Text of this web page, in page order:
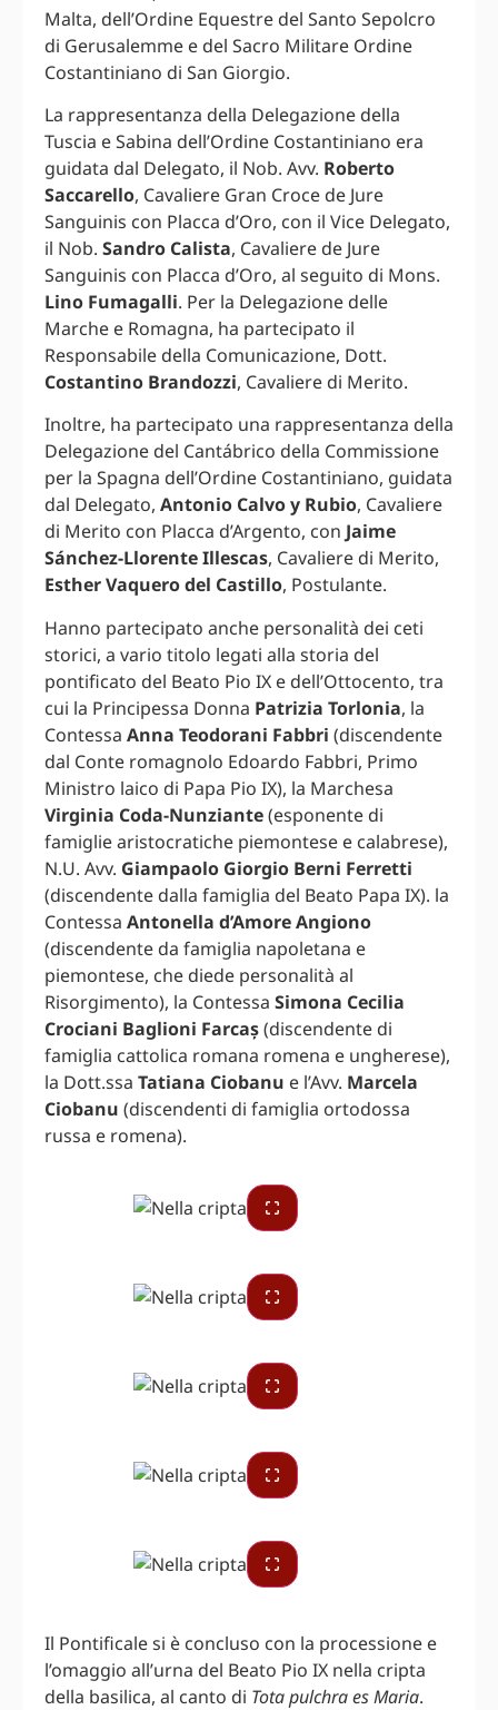
Malta, dell’Ordine Equestre del Santo Sepolcro
di Gerusalemme e del Sacro Militare Ordine
Costantiniano di San Giorgio.
La rappresentanza della Delegazione della
Tuscia e Sabina dell’Ordine Costantiniano era
guidata dal Delegato, il Nob. Avv. Roberto
Saccarello, Cavaliere Gran Croce de Jure
Sanguinis con Placca d’Oro, con il Vice Delegato,
il Nob. Sandro Calista, Cavaliere de Jure
Sanguinis con Placca d’Oro, al seguito di Mons.
Lino Fumagalli. Per la Delegazione delle
Marche e Romagna, ha partecipato il
Responsabile della Comunicazione, Dott.
Costantino Brandozzi, Cavaliere di Merito.
Inoltre, ha partecipato una rappresentanza della
Delegazione del Cantábrico della Commissione
per la Spagna dell’Ordine Costantiniano, guidata
dal Delegato, Antonio Calvo y Rubio, Cavaliere
di Merito con Placca d’Argento, con Jaime
Sánchez-Llorente Illescas, Cavaliere di Merito,
Esther Vaquero del Castillo, Postulante.
Hanno partecipato anche personalità dei ceti
storici, a vario titolo legati alla storia del
pontificato del Beato Pio IX e dell’Ottocento, tra
cui la Principessa Donna Patrizia Torlonia, la
Contessa Anna Teodorani Fabbri (discendente
dal Conte romagnolo Edoardo Fabbri, Primo
Ministro laico di Papa Pio IX), la Marchesa
Virginia Coda-Nunziante(esponente di
famiglie aristocratiche piemontese e calabrese),
N.U. Avv. Giampaolo Giorgio Berni Ferretti
(discendente dalla famiglia del Beato Papa IX). la
Contessa Antonella d’Amore Angiono
(discendente da famiglia napoletana e
piemontese, che diede personalità al
Risorgimento), la Contessa Simona Cecilia
Crociani Baglioni Farcaș(discendente di
famiglia cattolica romana romena e ungherese),
la Dott.ssa Tatiana Ciobanu e l’Avv. Marcela
Ciobanu (discendenti di famiglia ortodossa
russa e romena).
Il Pontificale si è concluso con la processione e
l’omaggio all’urna del Beato Pio IX nella cripta
della basilica, al canto di Tota pulchra es Maria.